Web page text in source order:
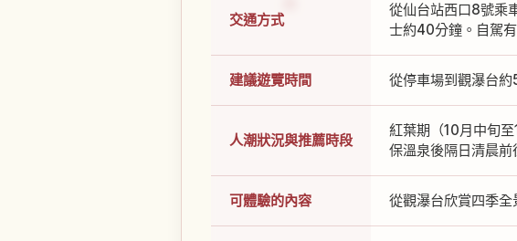
交通方式
從仙台站西口8號乘
士約40分鐘。自駕
建議遊覽時間 從停車場到觀瀑台
人潮狀況與推薦時段
紅葉期（10月中旬
保溫泉後隔日清晨前
可體驗的內容 從觀瀑台欣賞四季